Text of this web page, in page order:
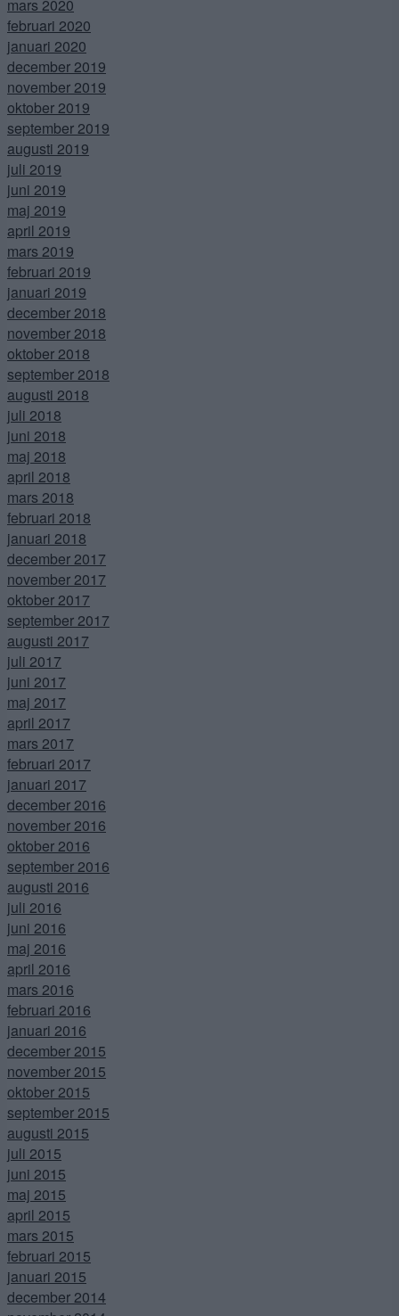
mars 2020
februari 2020
januari 2020
december 2019
november 2019
oktober 2019
september 2019
augusti 2019
juli 2019
juni 2019
maj 2019
april 2019
mars 2019
februari 2019
januari 2019
december 2018
november 2018
oktober 2018
september 2018
augusti 2018
juli 2018
juni 2018
maj 2018
april 2018
mars 2018
februari 2018
januari 2018
december 2017
november 2017
oktober 2017
september 2017
augusti 2017
juli 2017
juni 2017
maj 2017
april 2017
mars 2017
februari 2017
januari 2017
december 2016
november 2016
oktober 2016
september 2016
augusti 2016
juli 2016
juni 2016
maj 2016
april 2016
mars 2016
februari 2016
januari 2016
december 2015
november 2015
oktober 2015
september 2015
augusti 2015
juli 2015
juni 2015
maj 2015
april 2015
mars 2015
februari 2015
januari 2015
december 2014